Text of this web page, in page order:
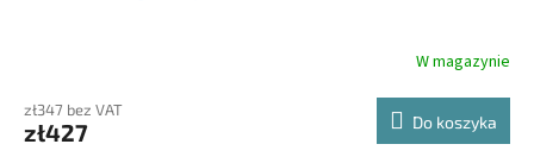
W magazynie
zł347 bez VAT
zł427 Do koszyka